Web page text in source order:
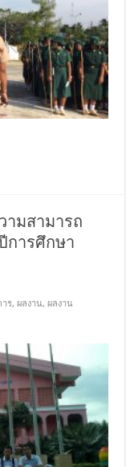
ามสามารถ
การศึกษา
าร,ผลงาน,ผลงาน